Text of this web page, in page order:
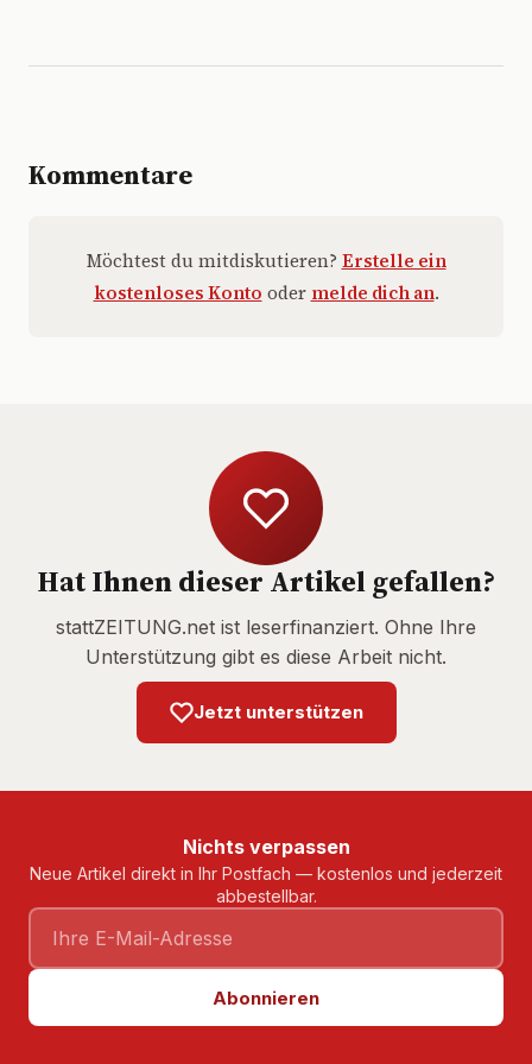
Kommentare
Möchtest du mitdiskutieren? Erstelle ein
kostenloses Konto oder melde dich an.
Hat Ihnen dieser Artikel gefallen?
stattZEITUNG.net ist leserfinanziert. Ohne Ihre
Unterstützung gibt es diese Arbeit nicht.
Jetzt unterstützen
Nichts verpassen
Neue Artikel direkt in Ihr Postfach — kostenlos und jederzeit
abbestellbar.
Abonnieren